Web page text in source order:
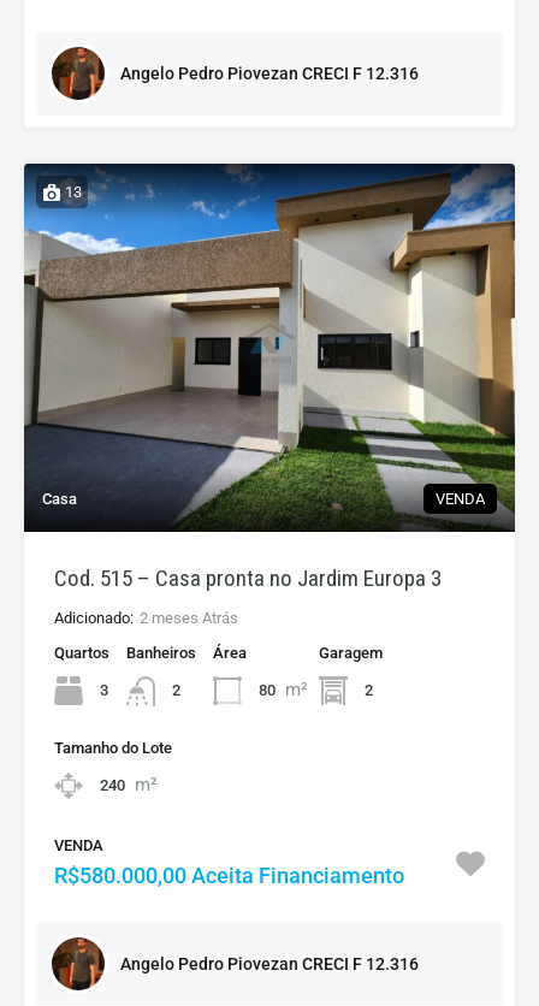
Angelo Pedro Piovezan CRECI F 12.316
13
Casa VENDA
Cod. 515 – Casa pronta no Jardim Europa 3
Adicionado: 2 meses Atrás
Quartos
3
Banheiros
2
Área
80 m²
Garagem
2
Tamanho do Lote
240 m²
VENDA
R$580.000,00 Aceita Financiamento
Angelo Pedro Piovezan CRECI F 12.316